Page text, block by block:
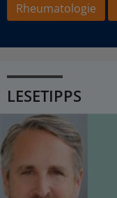
Rheumatologie
LESETIPPS